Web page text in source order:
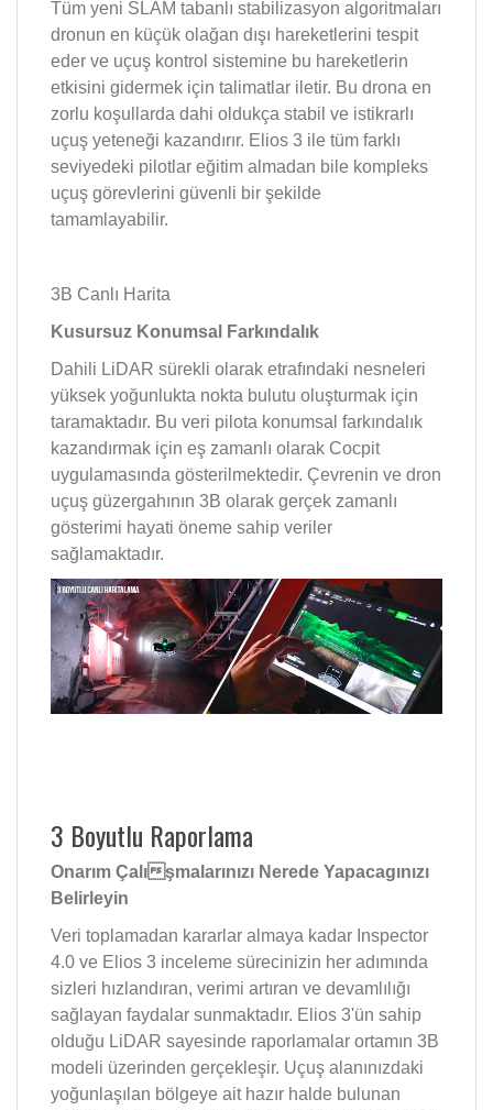
Tüm yeni SLAM tabanlı stabilizasyon algoritmaları
dronun en küçük olağan dışı hareketlerini tespit
eder ve uçuş kontrol sistemine bu hareketlerin
etkisini gidermek için talimatlar iletir. Bu drona en
zorlu koşullarda dahi oldukça stabil ve istikrarlı
uçuş yeteneği kazandırır. Elios 3 ile tüm farklı
seviyedeki pilotlar eğitim almadan bile kompleks
uçuş görevlerini güvenli bir şekilde
tamamlayabilir.
3B Canlı Harita
Kusursuz Konumsal Farkındalık
Dahili LiDAR sürekli olarak etrafındaki nesneleri
yüksek yoğunlukta nokta bulutu oluşturmak için
taramaktadır. Bu veri pilota konumsal farkındalık
kazandırmak için eş zamanlı olarak Cocpit
uygulamasında gösterilmektedir. Çevrenin ve dron
uçuş güzergahının 3B olarak gerçek zamanlı
gösterimi hayati öneme sahip veriler
sağlamaktadır.
3 Boyutlu Raporlama
Onarım Çalışmalarınızı Nerede Yapacagınızı
Belirleyin
Veri toplamadan kararlar almaya kadar Inspector
4.0 ve Elios 3 inceleme sürecinizin her adımında
sizleri hızlandıran, verimi artıran ve devamlılığı
sağlayan faydalar sunmaktadır. Elios 3'ün sahip
olduğu LiDAR sayesinde raporlamalar ortamın 3B
modeli üzerinden gerçekleşir. Uçuş alanınızdaki
yoğunlaşılan bölgeye ait hazır halde bulunan